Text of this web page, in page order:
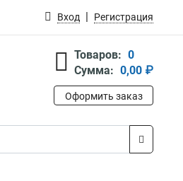
Вход Регистрация
Товаров: 0
Сумма: 0,00 ₽
Оформить заказ